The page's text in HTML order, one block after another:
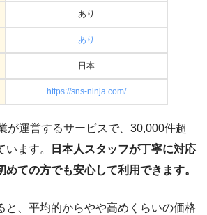
あり
あり
日本
https://sns-ninja.com/
が運営するサービスで、30,000件超
います。
日本人スタッフが丁寧に対応
めての方でも安心して利用できます。
と、平均的からやや高めくらいの価格